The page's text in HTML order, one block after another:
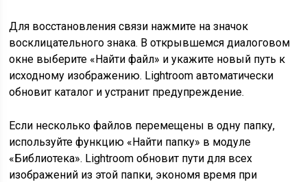
Для восстановления связи нажмите на значок
восклицательного знака. В открывшемся диалоговом
окне выберите «Найти файл» и укажите новый путь к
исходному изображению. Lightroom автоматически
обновит каталог и устранит предупреждение.
Если несколько файлов перемещены в одну папку,
используйте функцию «Найти папку» в модуле
«Библиотека». Lightroom обновит пути для всех
изображений из этой папки, экономя время при